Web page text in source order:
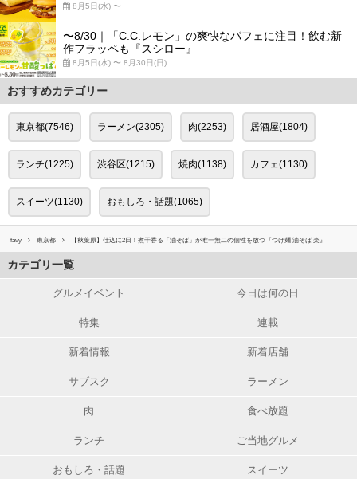
8月5日(水) 〜
〜8/30｜「C.C.レモン」の爽快なパフェに注目！飲む新
作フラッペも『スシロー』
8月5日(水) 〜 8月30日(日)
おすすめカテゴリー
東京都(7546) ラーメン(2305) 肉(2253) 居酒屋(1804)
ランチ(1225) 渋谷区(1215) 焼肉(1138) カフェ(1130)
スイーツ(1130) おもしろ・話題(1065)
favy 東京都 【秋葉原】仕込に2日！煮干香る「油そば」が唯一無二の個性を放つ『つけ麺 油そば 楽』
カテゴリ一覧
グルメイベント 今日は何の日
特集 連載
新着情報 新着店舗
サブスク ラーメン
肉 食べ放題
ランチ ご当地グルメ
おもしろ・話題 スイーツ